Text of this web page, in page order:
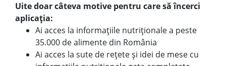
Uite doar câteva motive pentru care să încerci
aplicația:
Ai acces la informațiile nutriționale a peste
35.000 de alimente din România
Ai acces la sute de rețete și idei de mese cu